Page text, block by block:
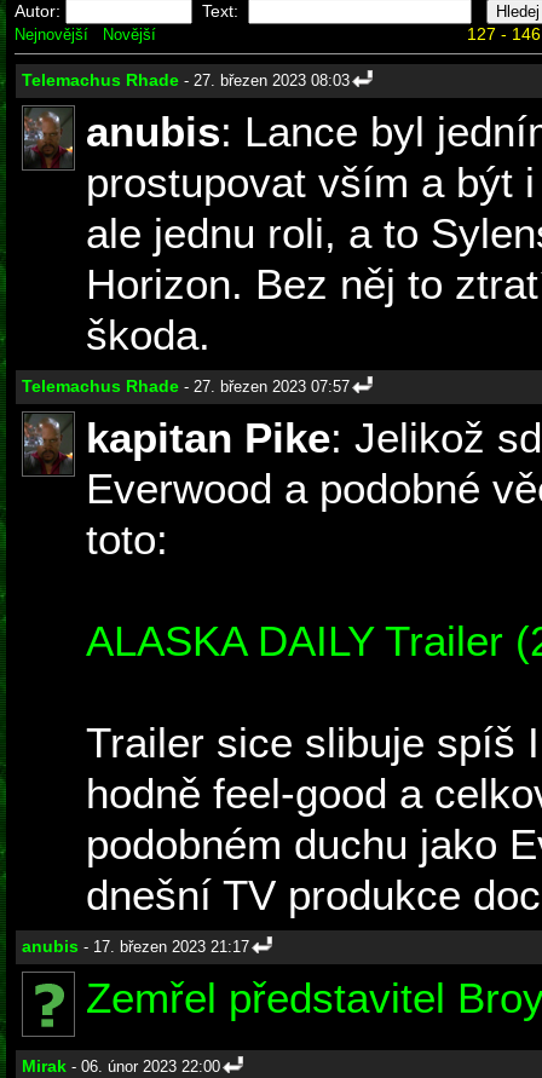
Autor: Text:
Nejnovější Novější 127 -
Telemachus Rhade - 27. březen 2023 08:03
anubis: Lance byl
prostupovat vším a být
ale jednu roli, a to
Horizon. Bez něj to
škoda.
Telemachus Rhade - 27. březen 2023 07:57
kapitan Pike: Jelikož
Everwood a podobné
toto:
ALASKA DAILY Trailer
Trailer sice slibuje spíš
hodně feel-good a
podobném duchu jako
dnešní TV produkce
anubis - 17. březen 2023 21:17
Zemřel představitel
Mirak - 06. únor 2023 22:00